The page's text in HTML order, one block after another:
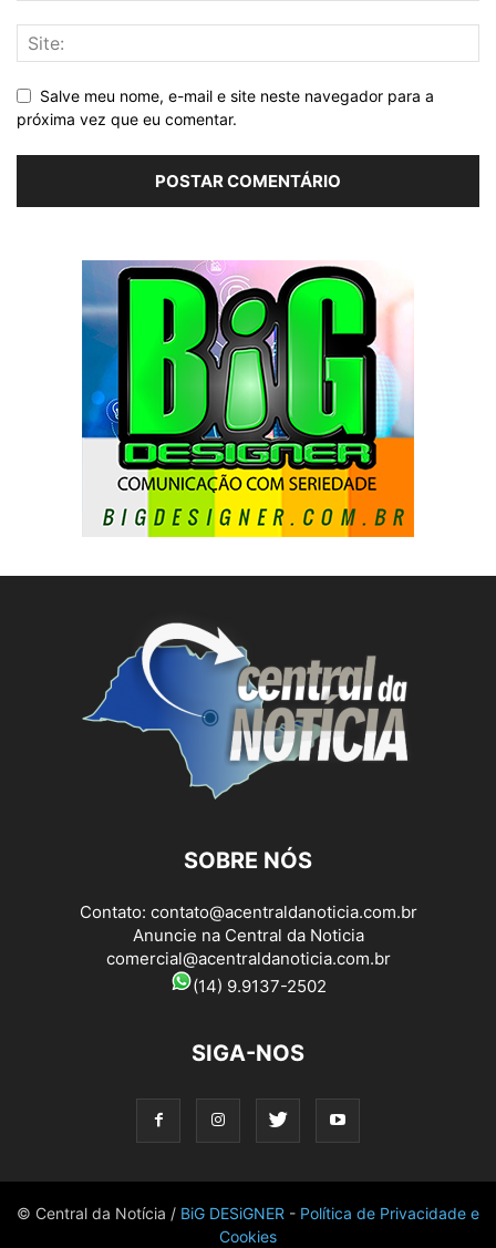
Salve meu nome, e-mail e site neste navegador para a
próxima vez que eu comentar.
SOBRE NÓS
Contato: contato@acentraldanoticia.com.br
Anuncie na Central da Noticia
comercial@acentraldanoticia.com.br
(14) 9.9137-2502
SIGA-NOS
© Central da Notícia / BiG DESiGNER - Política de Privacidade e
Cookies